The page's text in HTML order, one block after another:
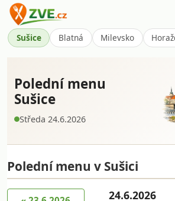
Sušice Blatná Milevsko
Polední menu
Sušice
Středa 24.6.2026
Polední menu v Sušici
24.6.2026